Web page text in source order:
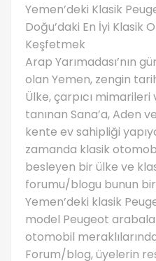
Yemen’deki Klasik
Doğu’daki En İyi Klasik
Keşfetmek
Arap Yarımadası’nın
olan Yemen, zengin
Ülke, çarpıcı
tanınan Sana’a, Aden
kente ev sahipliği
zamanda klasik
besleyen bir ülke ve
forumu/blogu bunun bir
Yemen’deki klasik
model Peugeot
otomobil
Forum/blog, üyelerin